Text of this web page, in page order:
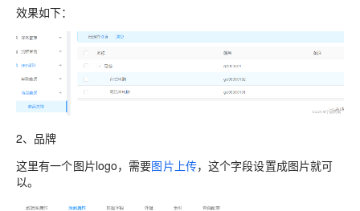
效果如下：
2、品牌
这里有一个图片logo，需要图片上传，这个字段设置成图片就可
以。